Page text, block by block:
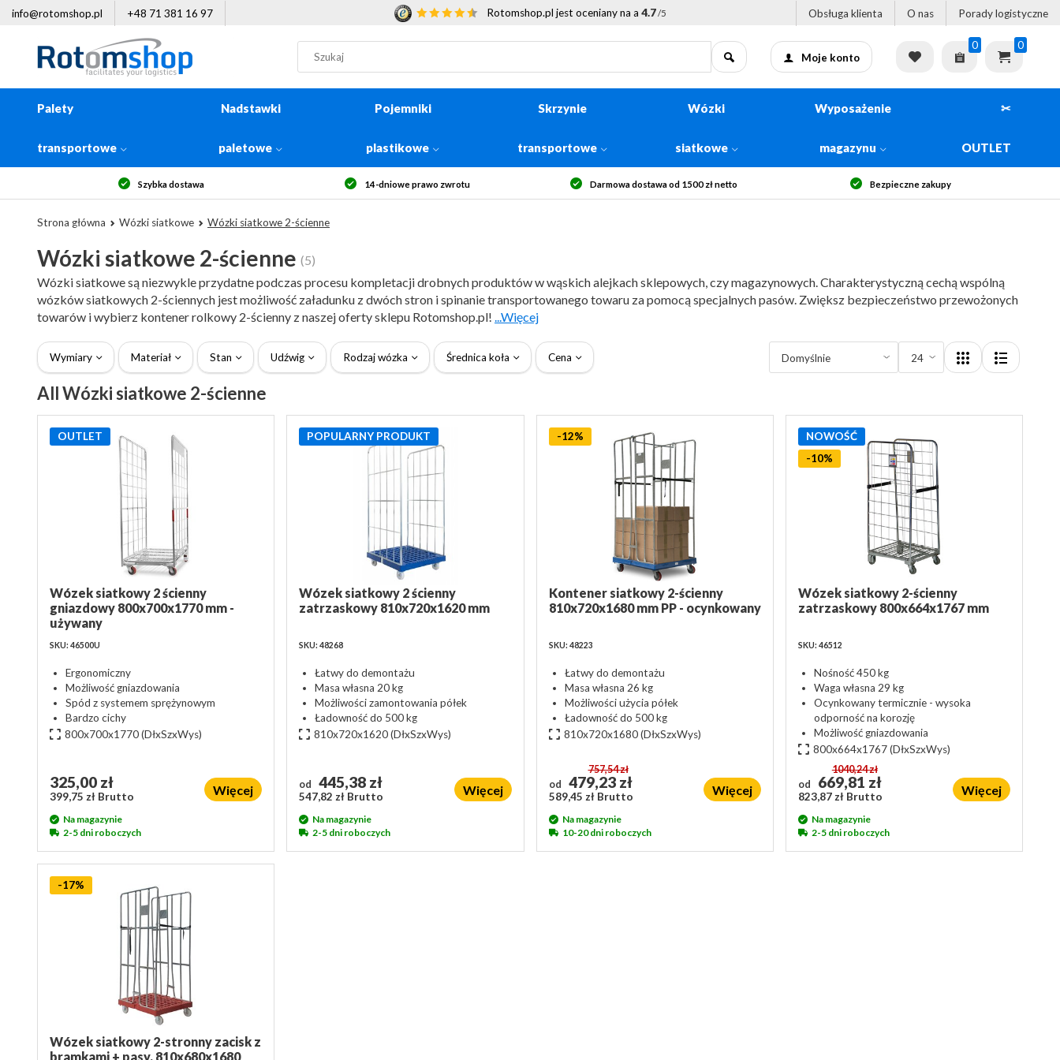
info@rotomshop.pl +48 71 381 16 97 Rotomshop.pl jest oceniany na a 4.7/5 Obsługa klienta O nas Porady logistyczne
Moje konto
0 0
Palety
transportowe
Nadstawki
paletowe
Pojemniki
plastikowe
Skrzynie
transportowe
Wózki
siatkowe
Wyposażenie
magazynu
✂
OUTLET
Szybka dostawa 14-dniowe prawo zwrotu Darmowa dostawa od 1500 zł netto Bezpieczne zakupy
Strona główna Wózki siatkowe Wózki siatkowe 2-ścienne
Wózki siatkowe 2-ścienne (5)
Wózki siatkowe są niezwykle przydatne podczas procesu kompletacji drobnych produktów w wąskich alejkach sklepowych, czy magazynowych. Charakterystyczną cechą wspólną
wózków siatkowych 2-ściennych jest możliwość załadunku z dwóch stron i spinanie transportowanego towaru za pomocą specjalnych pasów. Zwiększ bezpieczeństwo przewożonych
towarów i wybierz kontener rolkowy 2-ścienny z naszej oferty sklepu Rotomshop.pl! ...Więcej
Wymiary Materiał Stan Udźwig Rodzaj wózka Średnica koła Cena
All Wózki siatkowe 2-ścienne
OUTLET
Wózek siatkowy 2 ścienny
gniazdowy 800x700x1770 mm -
używany
SKU: 46500U
Ergonomiczny
Możliwość gniazdowania
Spód z systemem sprężynowym
Bardzo cichy
800x700x1770(DłxSzxWys)
325,00 zł
399,75 zł Brutto Więcej
Na magazynie
2-5 dni roboczych
POPULARNY PRODUKT
Wózek siatkowy 2 ścienny
zatrzaskowy 810x720x1620 mm
SKU: 48268
Łatwy do demontażu
Masa własna 20 kg
Możliwości zamontowania półek
Ładowność do 500 kg
810x720x1620(DłxSzxWys)
od 445,38 zł
547,82 zł Brutto Więcej
Na magazynie
2-5 dni roboczych
-12%
Kontener siatkowy 2-ścienny
810x720x1680 mm PP - ocynkowany
SKU: 48223
Łatwy do demontażu
Masa własna 26 kg
Możliwości użycia półek
Ładowność do 500 kg
810x720x1680(DłxSzxWys)
od
757,54 zł
479,23 zł
589,45 zł Brutto Więcej
Na magazynie
10-20 dni roboczych
NOWOŚĆ
-10%
Wózek siatkowy 2-ścienny
zatrzaskowy 800x664x1767 mm
SKU: 46512
Nośność 450 kg
Waga własna 29 kg
Ocynkowany termicznie - wysoka
odporność na korozję
Możliwość gniazdowania
800x664x1767(DłxSzxWys)
od
1040,24 zł
669,81 zł
823,87 zł Brutto Więcej
Na magazynie
2-5 dni roboczych
-17%
Wózek siatkowy 2-stronny zacisk z
bramkami + pasy, 810x680x1680